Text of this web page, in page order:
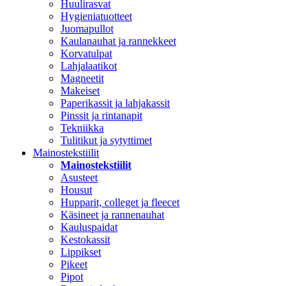
Huulirasvat
Hygieniatuotteet
Juomapullot
Kaulanauhat ja rannekkeet
Korvatulpat
Lahjalaatikot
Magneetit
Makeiset
Paperikassit ja lahjakassit
Pinssit ja rintanapit
Tekniikka
Tulitikut ja sytyttimet
Mainostekstiilit
Mainostekstiilit
Asusteet
Housut
Hupparit, colleget ja fleecet
Käsineet ja rannenauhat
Kauluspaidat
Kestokassit
Lippikset
Pikeet
Pipot